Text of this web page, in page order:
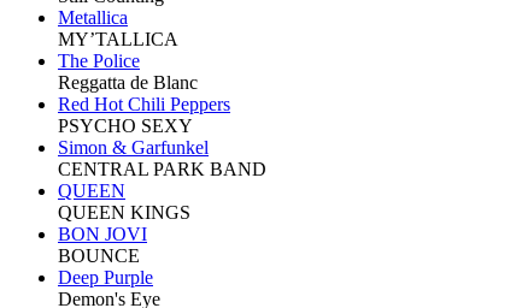
Metallica
MY’TALLICA
The Police
Reggatta de Blanc
Red Hot Chili Peppers
PSYCHO SEXY
Simon & Garfunkel
CENTRAL PARK BAND
QUEEN
QUEEN KINGS
BON JOVI
BOUNCE
Deep Purple
Demon's Eye